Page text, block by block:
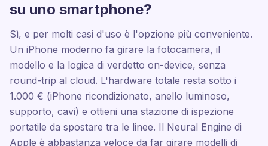
su uno smartphone?
Sì, e per molti casi d'uso è l'opzione più conveniente.
Un iPhone moderno fa girare la fotocamera, il
modello e la logica di verdetto on-device, senza
round-trip al cloud. L'hardware totale resta sotto i
1.000 € (iPhone ricondizionato, anello luminoso,
supporto, cavi) e ottieni una stazione di ispezione
portatile da spostare tra le linee. Il Neural Engine di
Apple è abbastanza veloce da far girare modelli di